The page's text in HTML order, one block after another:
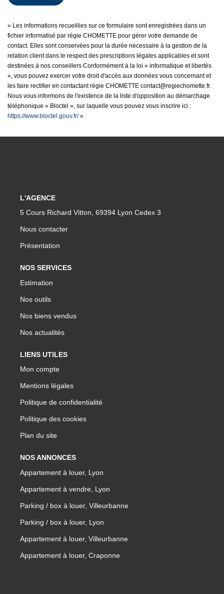
« Les informations recueillies sur ce formulaire sont enregistrées dans un
fichier informatisé par régie CHOMETTE pour gérer votre demande de
contact. Elles sont conservées pour la durée nécessaire à la gestion de la
relation client dans le respect des prescriptions légales applicables et sont
destinées à nos conseillers Conformément à la loi « informatique et libertés
», vous pouvez exercer votre droit d'accès aux données vous concernant et
les faire rectifier en contactant régie CHOMETTE contact@regiechomette.fr.
Nous vous informons de l'existence de la liste d'opposition au démarchage
téléphonique « Bloctel », sur laquelle vous pouvez vous inscrire ici :
https://www.bloctel.gouv.fr/»
L'AGENCE
5 Cours Richard Vitton, 69394 Lyon Cedex 3
Nous contacter
Présentation
NOS SERVICES
Estimation
Nos outils
Nos biens vendus
Nos actualités
LIENS UTILES
Mon compte
Mentions légales
Politique de confidentialité
Politique des cookies
Plan du site
NOS ANNONCES
Appartement à louer, Lyon
Appartement à vendre, Lyon
Parking / box à louer, Villeurbanne
Parking / box à louer, Lyon
Appartement à louer, Villeurbanne
Appartement à louer, Craponne